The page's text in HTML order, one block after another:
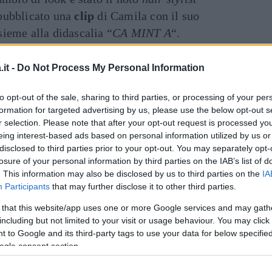
- Do Not Process My Personal Information
opt-out of the sale, sharing to third parties, or processing of your
for targeted advertising by us, please use the below opt-out
selection. Please note that after your opt-out request is processed
interest-based ads based on personal information utilized by us
to third parties prior to your opt-out. You may separately
of your personal information by third parties on the IAB’s list of
This information may also be disclosed by us to third parties on the
Participants that may further disclose it to other third parties.
that this website/app uses one or more Google services and may
but not limited to your visit or usage behaviour. You may
to Google and its third-party tags to use your data for below
consent section.
una clip di Camila con il suo
alla didascalia “CA MINT A“.
a leggere dopo la pubblicità
e Shawn Mendes è finita:
amici"
sentimentalmenteal cantanteShawn
2021 i due hannoannunciatola fine
Shawn a dare l’annuncio per entrambi
ragazzi, abbiamo deciso di porre fine
amore l’uno per l’altro come essere